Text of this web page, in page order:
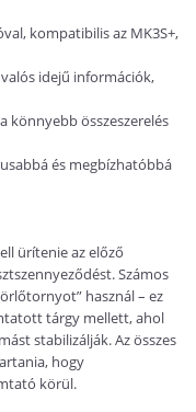
kompatibilis az MK3S+,
idejű információk,
könnyebb összeszerelés
és megbízhatóbbá
ürítenie az előző
Számos
használ – ez
tárgy mellett, ahol
stabilizálják. Az összes
hogy
körül.